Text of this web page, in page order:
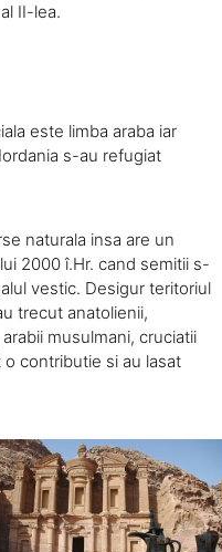
II-lea.
este limba araba iar
s-au refugiat
naturala insa are un
2000 î.Hr. cand semitii s-
vestic. Desigur teritoriul
trecut anatolienii,
musulmani, cruciatii
contributie si au lasat